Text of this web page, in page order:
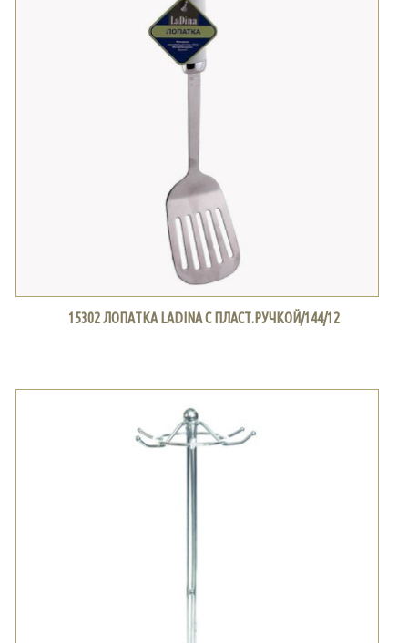
15302 ЛОПАТКА LADINA С ПЛАСТ.РУЧКОЙ/144/12